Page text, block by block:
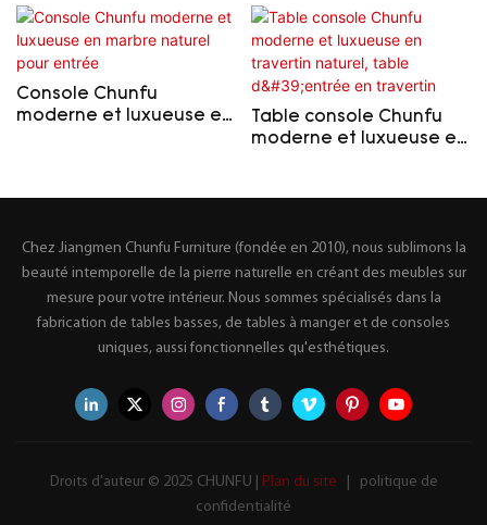
Console Chunfu
moderne et luxueuse en
Table console Chunfu
moderne et luxueuse en
Chez Jiangmen Chunfu Furniture (fondée en 2010), nous sublimons la
beauté intemporelle de la pierre naturelle en créant des meubles sur
mesure pour votre intérieur. Nous sommes spécialisés dans la
fabrication de tables basses, de tables à manger et de consoles
uniques, aussi fonctionnelles qu'esthétiques.
Droits d'auteur © 2025 CHUNFU | Plan du site
politique de
confidentialité